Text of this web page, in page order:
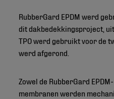
RubberGard EPDM werd
dit dakbedekkingsproject,
TPO werd gebruikt voor de
werd afgerond.
Zowel de RubberGard
membranen werden